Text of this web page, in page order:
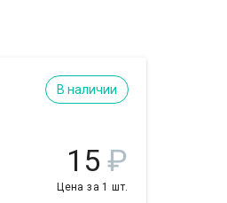
В наличии
15 ₽
Цена за 1 шт.